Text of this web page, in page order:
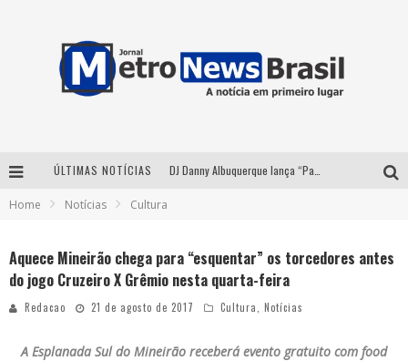
ÚLTIMAS NOTÍCIAS
Home Notícias Cultura
Aquece Mineirão chega para “esquentar” os torcedores antes
do jogo Cruzeiro X Grêmio nesta quarta-feira
Redacao 21 de agosto de 2017 Cultura Notícias
A Esplanada Sul do Mineirão receberá evento gratuito com food